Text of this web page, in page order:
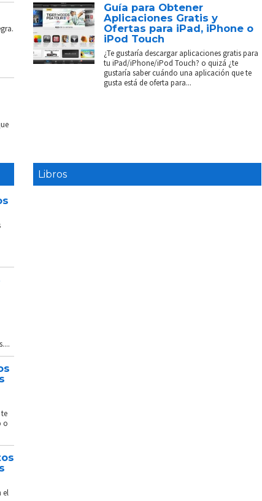
Guía para Obtener
Aplicaciones Gratis y
Ofertas para iPad, iPhone o
iPod Touch
¿Te gustaría descargar aplicaciones gratis para
tu iPad/iPhone/iPod Touch? o quizá ¿te
gustaría saber cuándo una aplicación que te
gusta está de oferta para...
o
el
Libros